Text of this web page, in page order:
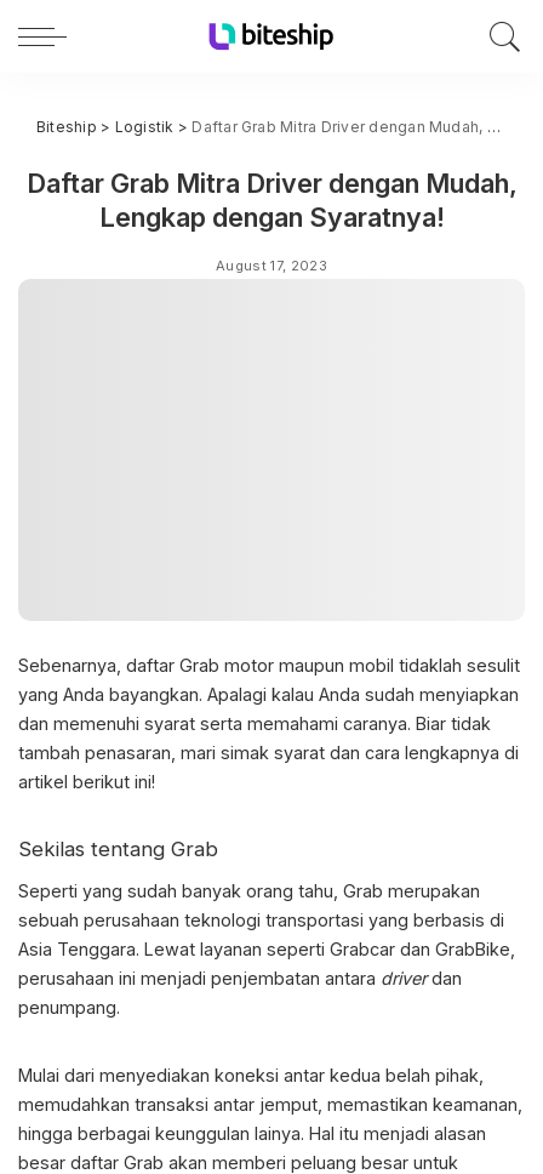
Biteship > Logistik > Daftar Grab Mitra Driver dengan Mudah, Lengkap dengan Syaratnya!
Daftar Grab Mitra Driver dengan Mudah,
Lengkap dengan Syaratnya!
August 17, 2023
Sebenarnya, daftar Grab motor maupun mobil tidaklah sesulit
yang Anda bayangkan. Apalagi kalau Anda sudah menyiapkan
dan memenuhi syarat serta memahami caranya. Biar tidak
tambah penasaran, mari simak syarat dan cara lengkapnya di
artikel berikut ini!
Sekilas tentang Grab
Seperti yang sudah banyak orang tahu, Grab merupakan
sebuah perusahaan teknologi transportasi yang berbasis di
Asia Tenggara. Lewat layanan seperti Grabcar dan GrabBike,
perusahaan ini menjadi penjembatan antara driverdan
penumpang.
Mulai dari menyediakan koneksi antar kedua belah pihak,
memudahkan transaksi antar jemput, memastikan keamanan,
hingga berbagai keunggulan lainya. Hal itu menjadi alasan
besar daftar Grab akan memberi peluang besar untuk